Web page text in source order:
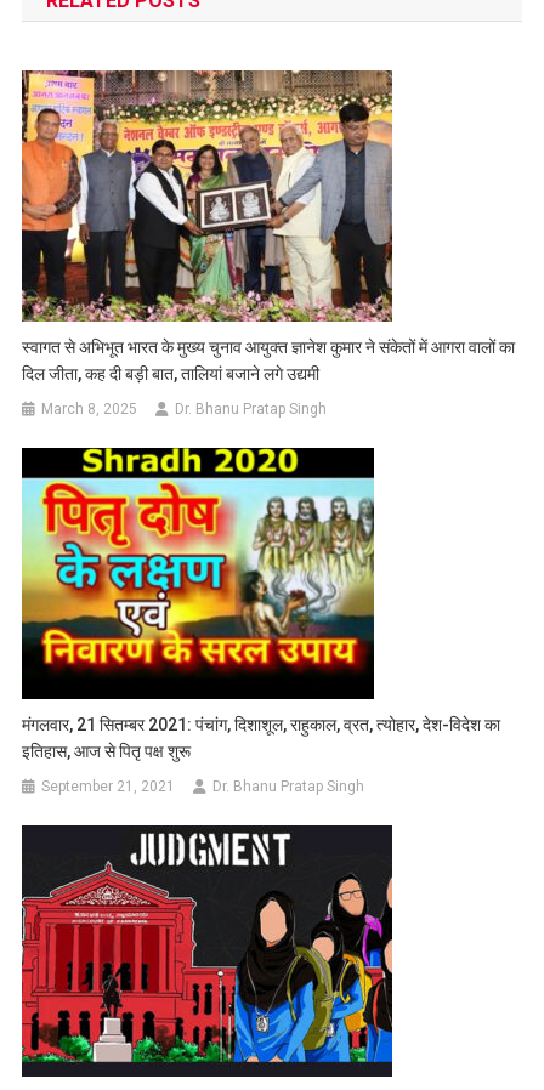
स्वागत से अभिभूत भारत के मुख्य चुनाव आयुक्त ज्ञानेश कुमार ने संकेतों में आगरा वालों का
दिल जीता, कह दी बड़ी बात, तालियां बजाने लगे उद्यमी
March 8, 2025 Dr. Bhanu Pratap Singh
मंगलवार, 21 सितम्बर 2021: पंचांग, दिशाशूल, राहुकाल, व्रत, त्योहार, देश-विदेश का
इतिहास, आज से पितृ पक्ष शुरू
September 21, 2021 Dr. Bhanu Pratap Singh